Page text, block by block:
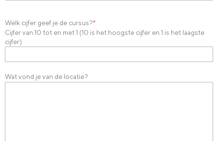
Welk cijfer geef je de cursus?*
Cijfer van 10 tot en met 1 (10 is het hoogste cijfer en 1 is het laagste
cijfer)
Wat vond je van de locatie?